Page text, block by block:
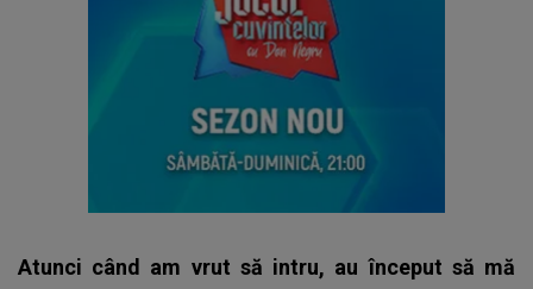
Atunci când am vrut să intru, au început să mă